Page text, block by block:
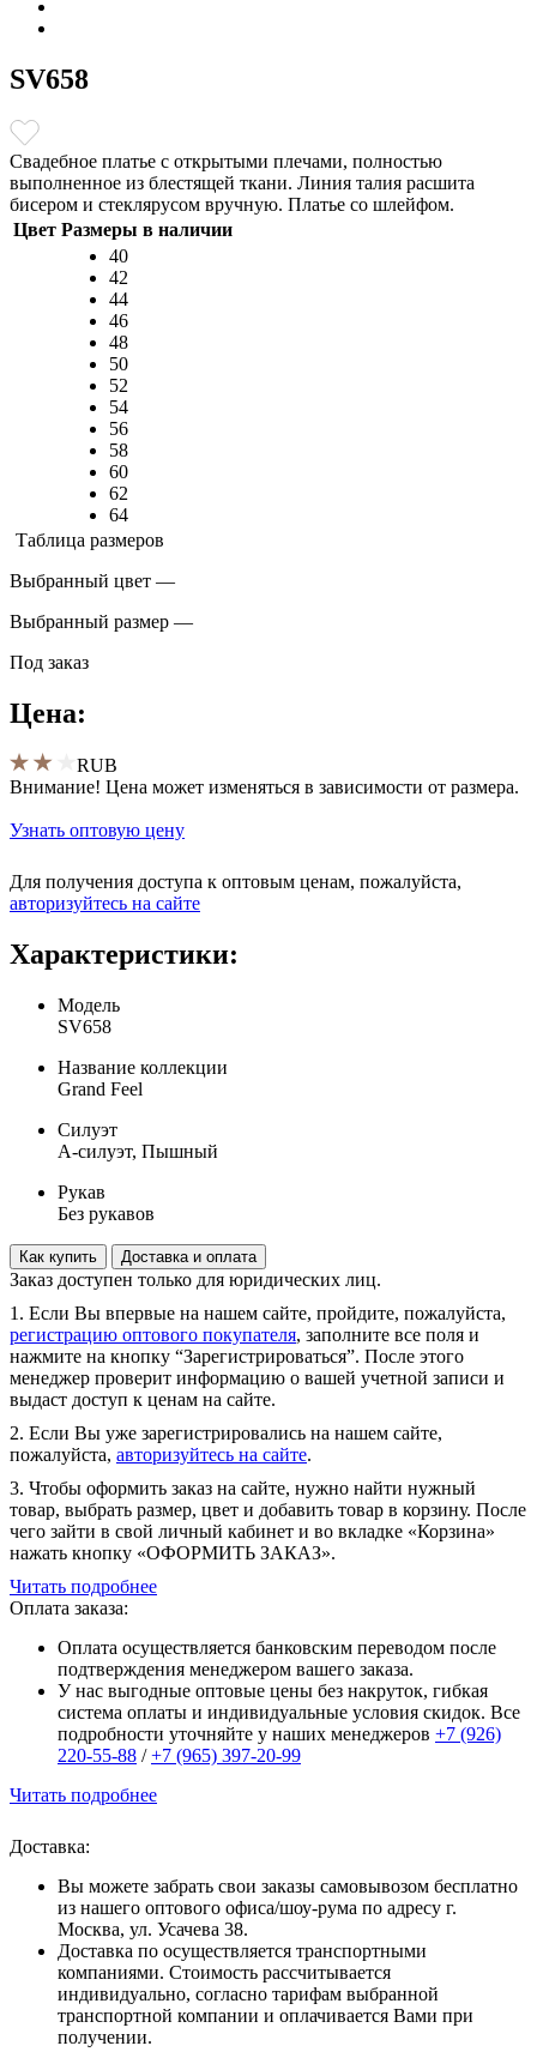
SV658
Свадебное платье с открытыми плечами, полностью
выполненное из блестящей ткани. Линия талия расшита
бисером и стеклярусом вручную. Платье со шлейфом.
Цвет Размеры в наличии
40
42
44
46
48
50
52
54
56
58
60
62
64
Таблица размеров
Выбранный цвет —
Выбранный размер —
Под заказ
Цена:
RUB
Внимание! Цена может изменяться в зависимости от размера.
Узнать оптовую цену
Для получения доступа к оптовым ценам, пожалуйста,
aвторизуйтесь на сайте
Характеристики:
Модель
SV658
Название коллекции
Grand Feel
Силуэт
А-силуэт, Пышный
Рукав
Без рукавов
Как купить Доставка и оплата
Заказ доступен только для юридических лиц.
1. Если Вы впервые на нашем сайте, пройдите, пожалуйста,
регистрацию оптового покупателя, заполните все поля и
нажмите на кнопку “Зарегистрироваться”. После этого
менеджер проверит информацию о вашей учетной записи и
выдаст доступ к ценам на сайте.
2. Если Вы уже зарегистрировались на нашем сайте,
пожалуйста, авторизуйтесь на сайте.
3. Чтобы оформить заказ на сайте, нужно найти нужный
товар, выбрать размер, цвет и добавить товар в корзину. После
чего зайти в свой личный кабинет и во вкладке «Корзина»
нажать кнопку «ОФОРМИТЬ ЗАКАЗ».
Читать подробнее
Оплата заказа:
Оплата осуществляется банковским переводом после
подтверждения менеджером вашего заказа.
У нас выгодные оптовые цены без накруток, гибкая
система оплаты и индивидуальные условия скидок. Все
подробности уточняйте у наших менеджеров +7 (926)
220-55-88 /+7 (965) 397-20-99
Читать подробнее
Доставка:
Вы можете забрать свои заказы самовывозом бесплатно
из нашего оптового офиса/шоу-рума по адресу г.
Москва, ул. Усачева 38.
Доставка по осуществляется транспортными
компаниями. Стоимость рассчитывается
индивидуально, согласно тарифам выбранной
транспортной компании и оплачивается Вами при
получении.